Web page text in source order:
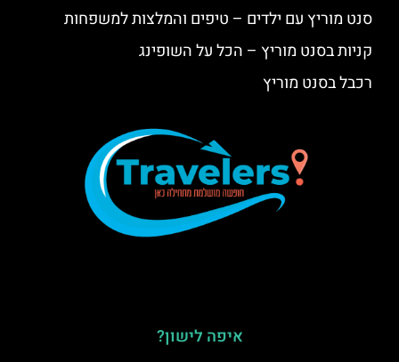
סנט מוריץ עם ילדים – טיפים והמלצות למשפחות
קניות בסנט מוריץ – הכל על השופינג
רכבל בסנט מוריץ
איפה לישון?